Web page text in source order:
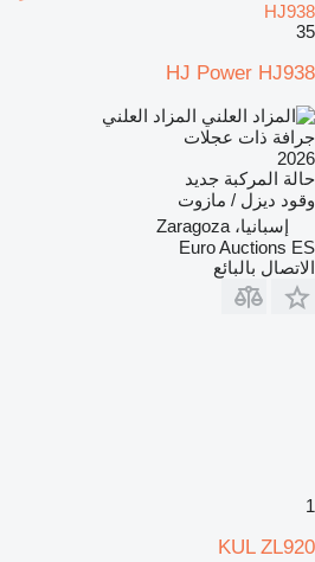
HJ938
35
HJ Power HJ938
المزاد العلني
جرافة ذات عجلات
2026
حالة المركبة جديد
وقود ديزل / مازوت
إسبانيا، Zaragoza
Euro Auctions ES
الاتصال بالبائع
1
KUL ZL920